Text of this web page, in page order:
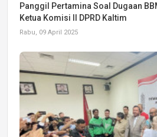
Panggil Pertamina Soal Dugaan
Ketua Komisi II DPRD Kaltim
Rabu, 09 April 2025